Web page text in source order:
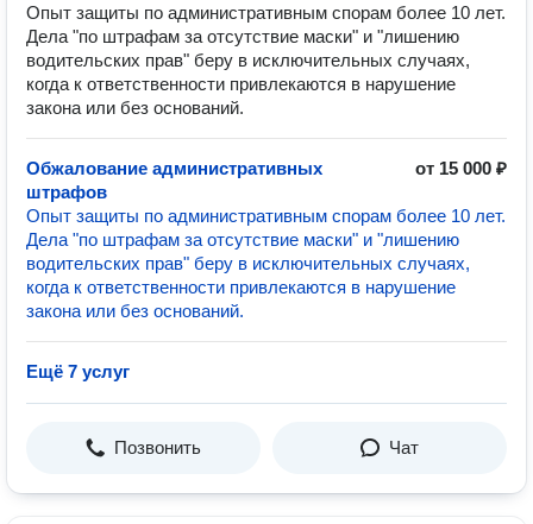
Опыт защиты по административным спорам более 10 лет.
Дела "по штрафам за отсутствие маски" и "лишению
водительских прав" беру в исключительных случаях,
когда к ответственности привлекаются в нарушение
закона или без оснований.
Обжалование административных
штрафов
от 15 000 ₽
Опыт защиты по административным спорам более 10 лет.
Дела "по штрафам за отсутствие маски" и "лишению
водительских прав" беру в исключительных случаях,
когда к ответственности привлекаются в нарушение
закона или без оснований.
Ещё 7 услуг
Позвонить Чат